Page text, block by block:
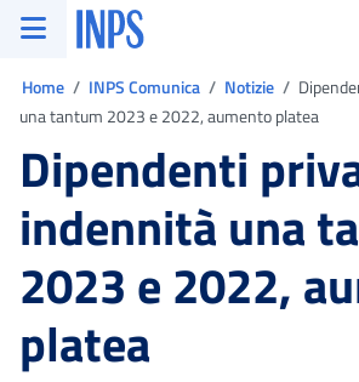
Vai al menu principale
Vai al contenuto principale
Vai al pie' di pagina
INPS ()
Home INPS Comunica Notizie
una tantum 2023 e 2022, aumento platea
Dipendenti
indennità una
2023 e 2022,
platea